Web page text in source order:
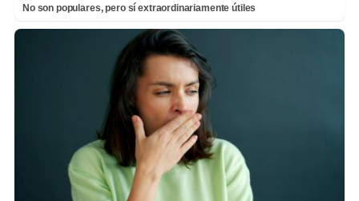
No son populares, pero sí extraordinariamente útiles